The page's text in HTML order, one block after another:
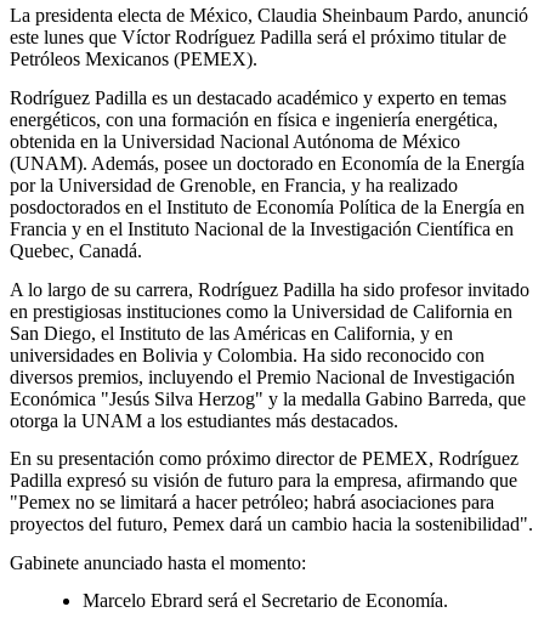
La presidenta electa de México, Claudia Sheinbaum Pardo, anunció
este lunes que Víctor Rodríguez Padilla será el próximo titular de
Petróleos Mexicanos (PEMEX).
Rodríguez Padilla es un destacado académico y experto en temas
energéticos, con una formación en física e ingeniería energética,
obtenida en la Universidad Nacional Autónoma de México
(UNAM). Además, posee un doctorado en Economía de la Energía
por la Universidad de Grenoble, en Francia, y ha realizado
posdoctorados en el Instituto de Economía Política de la Energía en
Francia y en el Instituto Nacional de la Investigación Científica en
Quebec, Canadá.
A lo largo de su carrera, Rodríguez Padilla ha sido profesor invitado
en prestigiosas instituciones como la Universidad de California en
San Diego, el Instituto de las Américas en California, y en
universidades en Bolivia y Colombia. Ha sido reconocido con
diversos premios, incluyendo el Premio Nacional de Investigación
Económica "Jesús Silva Herzog" y la medalla Gabino Barreda, que
otorga la UNAM a los estudiantes más destacados.
En su presentación como próximo director de PEMEX, Rodríguez
Padilla expresó su visión de futuro para la empresa, afirmando que
"Pemex no se limitará a hacer petróleo; habrá asociaciones para
proyectos del futuro, Pemex dará un cambio hacia la sostenibilidad".
Gabinete anunciado hasta el momento:
Marcelo Ebrard será el Secretario de Economía.